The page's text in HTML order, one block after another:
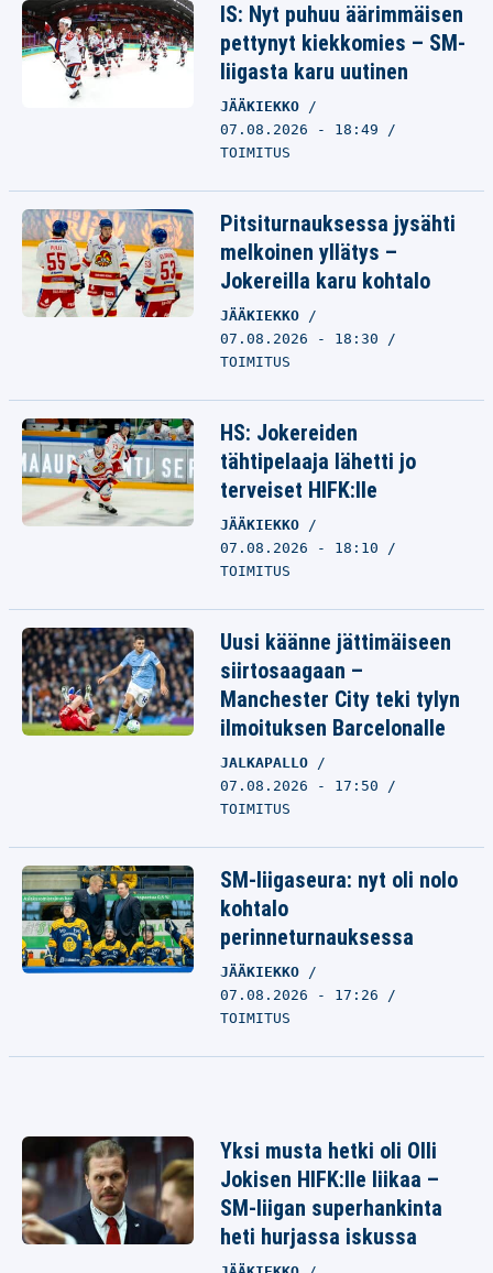
IS: Nyt puhuu äärimmäisen
pettynyt kiekkomies – SM-
liigasta karu uutinen
JÄÄKIEKKO
07.08.2026 - 18:49
TOIMITUS
Pitsiturnauksessa jysähti
melkoinen yllätys –
Jokereilla karu kohtalo
JÄÄKIEKKO
07.08.2026 - 18:30
TOIMITUS
HS: Jokereiden
tähtipelaaja lähetti jo
terveiset HIFK:lle
JÄÄKIEKKO
07.08.2026 - 18:10
TOIMITUS
Uusi käänne jättimäiseen
siirtosaagaan –
Manchester City teki tylyn
ilmoituksen Barcelonalle
JALKAPALLO
07.08.2026 - 17:50
TOIMITUS
SM-liigaseura: nyt oli nolo
kohtalo
perinneturnauksessa
JÄÄKIEKKO
07.08.2026 - 17:26
TOIMITUS
Yksi musta hetki oli Olli
Jokisen HIFK:lle liikaa –
SM-liigan superhankinta
heti hurjassa iskussa